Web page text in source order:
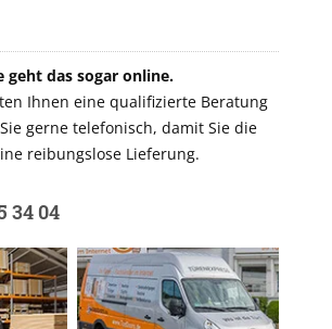
geht das sogar online.
Ihnen eine qualifizierte Beratung
gerne telefonisch, damit Sie die
reibungslose Lieferung.
34 04